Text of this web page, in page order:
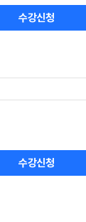
수강신청
수강신청